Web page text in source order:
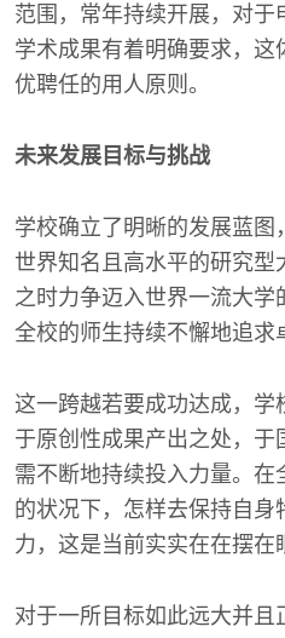
范围，常年持续开展，对于
学术成果有着明确要求，
优聘任的用人原则。
未来发展目标与挑战
学校确立了明晰的发展蓝
世界知名且高水平的研究
之时力争迈入世界一流大学
全校的师生持续不懈地追求
这一跨越若要成功达成，学
于原创性成果产出之处，于
需不断地持续投入力量。
的状况下，怎样去保持自身
力，这是当前实实在在摆在
对于一所目标如此远大并且